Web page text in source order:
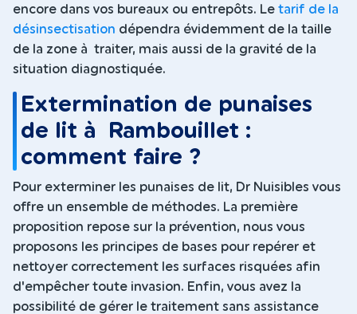
encore dans vos bureaux ou entrepôts. Le tarif de la
désinsectisation dépendra évidemment de la taille
de la zone à traiter, mais aussi de la gravité de la
situation diagnostiquée.
Extermination de punaises
de lit à Rambouillet :
comment faire ?
Pour exterminer les punaises de lit, Dr Nuisibles vous
offre un ensemble de méthodes. La première
proposition repose sur la prévention, nous vous
proposons les principes de bases pour repérer et
nettoyer correctement les surfaces risquées afin
d'empêcher toute invasion. Enfin, vous avez la
possibilité de gérer le traitement sans assistance